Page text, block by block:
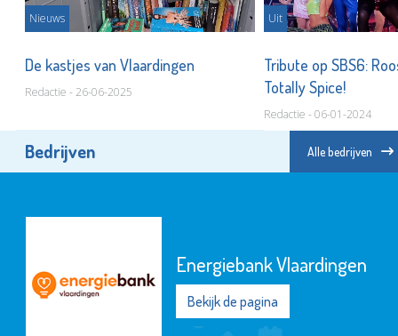
Nieuws
De kastjes van Vlaardingen
Redactie - 26-06-2025
Uit
Tribute op SBS6:
Totally Spice!
Redactie - 06-01-2024
Bedrijven Alle bedrijven
Energiebank Vlaardingen
Bekijk de pagina